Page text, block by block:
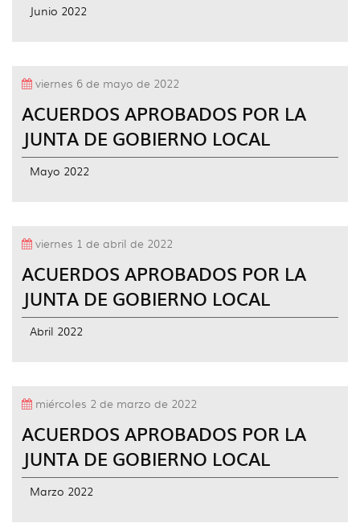
Junio 2022
viernes 6 de mayo de 2022
ACUERDOS APROBADOS POR LA
JUNTA DE GOBIERNO LOCAL
Mayo 2022
viernes 1 de abril de 2022
ACUERDOS APROBADOS POR LA
JUNTA DE GOBIERNO LOCAL
Abril 2022
miércoles 2 de marzo de 2022
ACUERDOS APROBADOS POR LA
JUNTA DE GOBIERNO LOCAL
Marzo 2022